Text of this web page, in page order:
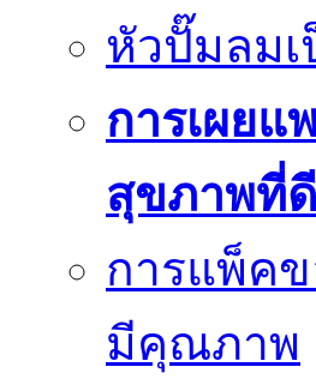
หัวปั๊มลมเ
การเผยแ
สุขภาพที่
การแพ็ค
มีคุณภาพ